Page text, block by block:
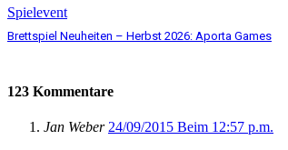
Spielevent
Brettspiel Neuheiten – Herbst 2026: Aporta Games
123 Kommentare
Jan Weber 24/09/2015 Beim 12:57 p.m.